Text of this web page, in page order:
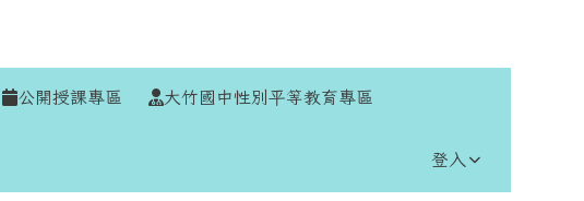
公開授課專區 大竹國中性別平等教育專區
登入